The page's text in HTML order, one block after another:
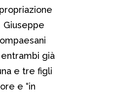
entrambi già
e tre figli
e “in